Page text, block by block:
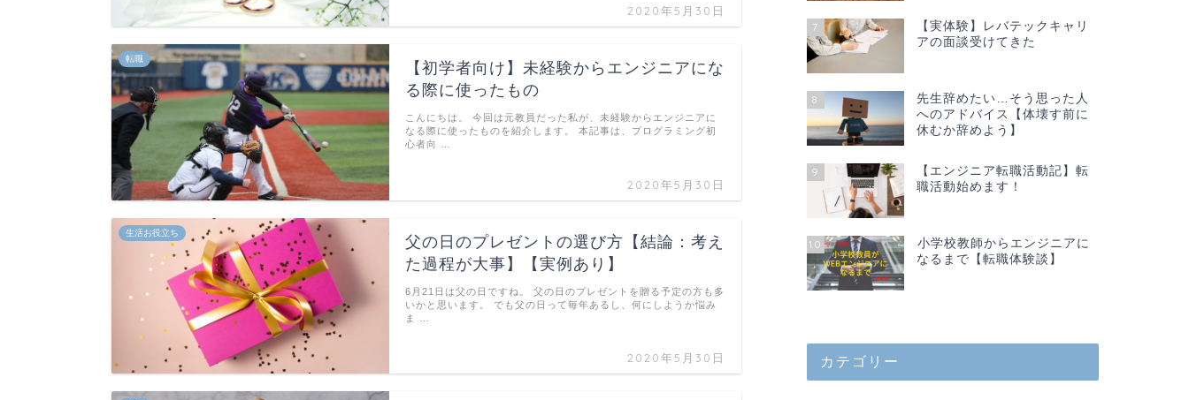
2020年5月30日
転職
【初学者向け】未経験からエンジニアにな
る際に使ったもの
2020年5月30日
こんにちは。 今回は元教員だった私が、未経験からエンジニアに
なる際に使ったものを紹介します。 本記事は、プログラミング初
心者向 …
生活お役立ち
父の日のプレゼントの選び方【結論：考え
た過程が大事】【実例あり】
2020年5月30日
6月21日は父の日ですね。 父の日のプレゼントを贈る予定の方も多
いかと思います。 でも父の日って毎年あるし、何にしようか悩み
ま …
転職
転職をしたら、年収下
【実体験】レ
7
【実体験】レバテックキャリ
アの面談受けてきた
8
先生辞めたい…そう思った人
へのアドバイス【体壊す前に
休むか辞めよう】
9
【エンジニア転職活動記】転
職活動始めます！
10
小学校教師からエンジニアに
なるまで【転職体験談】
カテゴリー